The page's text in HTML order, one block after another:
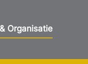
Organisatie